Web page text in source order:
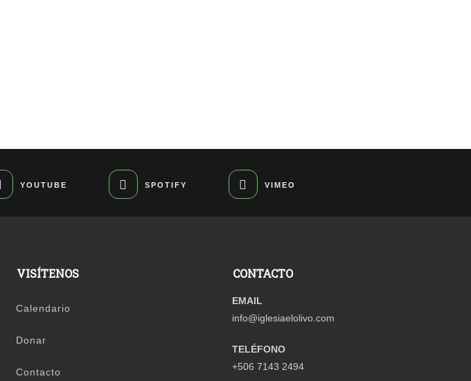
YOUTUBE SPOTIFY VIMEO
VISÍTENOS
Calendario
Donar
Contacto
CONTACTO
EMAIL
info@iglesiaelolivo.com
TELÉFONO
+506 7143 2494